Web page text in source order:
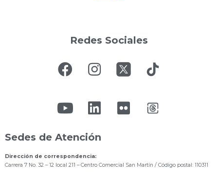
Redes Sociales
Sedes de Atención
Dirección de correspondencia:
Carrera 7 No. 32 – 12 local 211 – Centro Comercial San Martín / Código postal: 110311